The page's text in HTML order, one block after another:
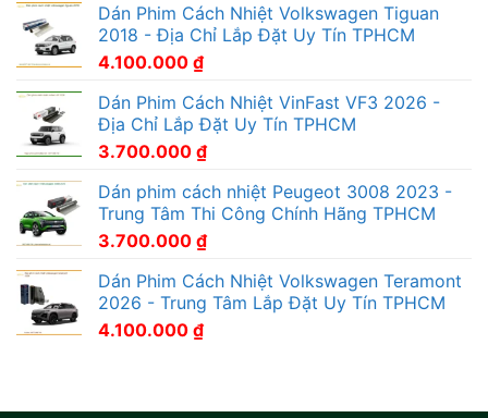
Dán Phim Cách Nhiệt Volkswagen Tiguan
2018 - Địa Chỉ Lắp Đặt Uy Tín TPHCM
4.100.000 ₫
Dán Phim Cách Nhiệt VinFast VF3 2026 -
Địa Chỉ Lắp Đặt Uy Tín TPHCM
3.700.000 ₫
Dán phim cách nhiệt Peugeot 3008 2023 -
Trung Tâm Thi Công Chính Hãng TPHCM
3.700.000 ₫
Dán Phim Cách Nhiệt Volkswagen Teramont
2026 - Trung Tâm Lắp Đặt Uy Tín TPHCM
4.100.000 ₫